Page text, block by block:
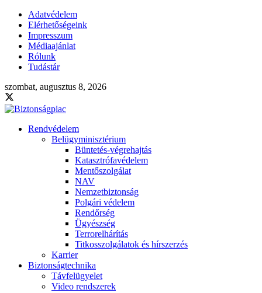
Adatvédelem
Elérhetőségeink
Impresszum
Médiaajánlat
Rólunk
Tudástár
szombat, augusztus 8, 2026
Rendvédelem
Belügyminisztérium
Büntetés-végrehajtás
Katasztrófavédelem
Mentőszolgálat
NAV
Nemzetbiztonság
Polgári védelem
Rendőrség
Ügyészség
Terrorelhárítás
Titkosszolgálatok és hírszerzés
Karrier
Biztonságtechnika
Távfelügyelet
Video rendszerek